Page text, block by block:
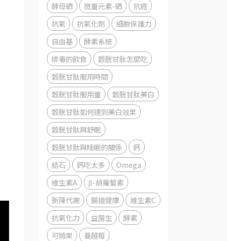
酵母硒
微量元素-硒
抗癌
抗氧
抗氧化劑
細胞保護力
自由基
酵素系統
排毒的飲食
穀胱甘肽怎麼吃
穀胱甘肽服用時間
穀胱甘肽服用量
穀胱甘肽美白
穀胱甘肽如何達到美白效果
穀胱甘肽與舒眠
穀胱甘肽與睡眠的關係
鈣
結石
鈣吃太多
Omega
維生素A
β-胡蘿蔔素
新陳代謝
腸道健康
維生素C
抗氧化力
益菌生
酵素
可姆果
蔓越莓